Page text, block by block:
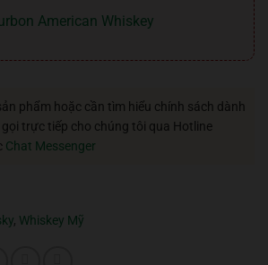
American Whiskey
phẩm hoặc cần tìm hiểu chính sách dành
gọi trực tiếp cho chúng tôi qua Hotline
Chat Messenger
, Whiskey Mỹ